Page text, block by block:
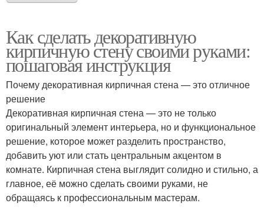
Как сделать декоративную
кирпичную стену своими руками:
пошаговая инструкция
Почему декоративная кирпичная стена — это отличное
решение
Декоративная кирпичная стена — это не только
оригинальный элемент интерьера, но и функциональное
решение, которое может разделить пространство,
добавить уют или стать центральным акцентом в
комнате. Кирпичная стена выглядит солидно и стильно, а
главное, её можно сделать своими руками, не
обращаясь к профессиональным мастерам.